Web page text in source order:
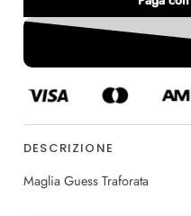
Ricevi il
DESCRIZIONE
Maglia Guess Traforata